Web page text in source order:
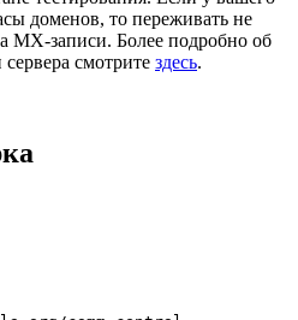
доменов, то переживать не
MX-записи. Более подробно об
смотрите здесь.